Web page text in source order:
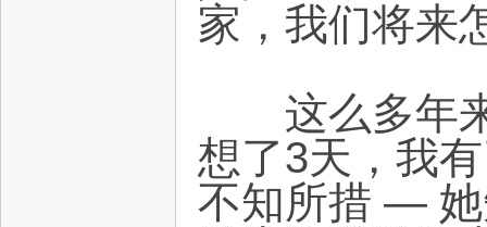
家，我们将来
这么多年来
想了3天，我
不知所措 — 她